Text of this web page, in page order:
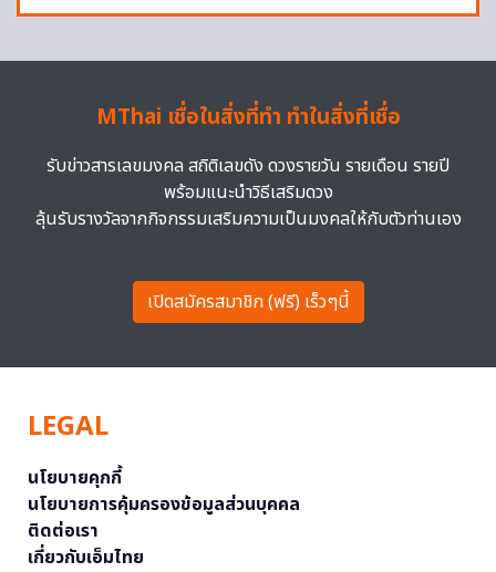
MThai เชื่อในสิ่งที่ทำ ทำในสิ่งที่เชื่อ
รับข่าวสารเลขมงคล สถิติเลขดัง ดวงรายวัน รายเดือน รายปี
พร้อมแนะนำวิธีเสริมดวง
ลุ้นรับรางวัลจากกิจกรรมเสริมความเป็นมงคลให้กับตัวท่านเอง
เปิดสมัครสมาชิก (ฟรี) เร็วๆนี้
LEGAL
นโยบายคุกกี้
นโยบายการคุ้มครองข้อมูลส่วนบุคคล
ติดต่อเรา
เกี่ยวกับเอ็มไทย